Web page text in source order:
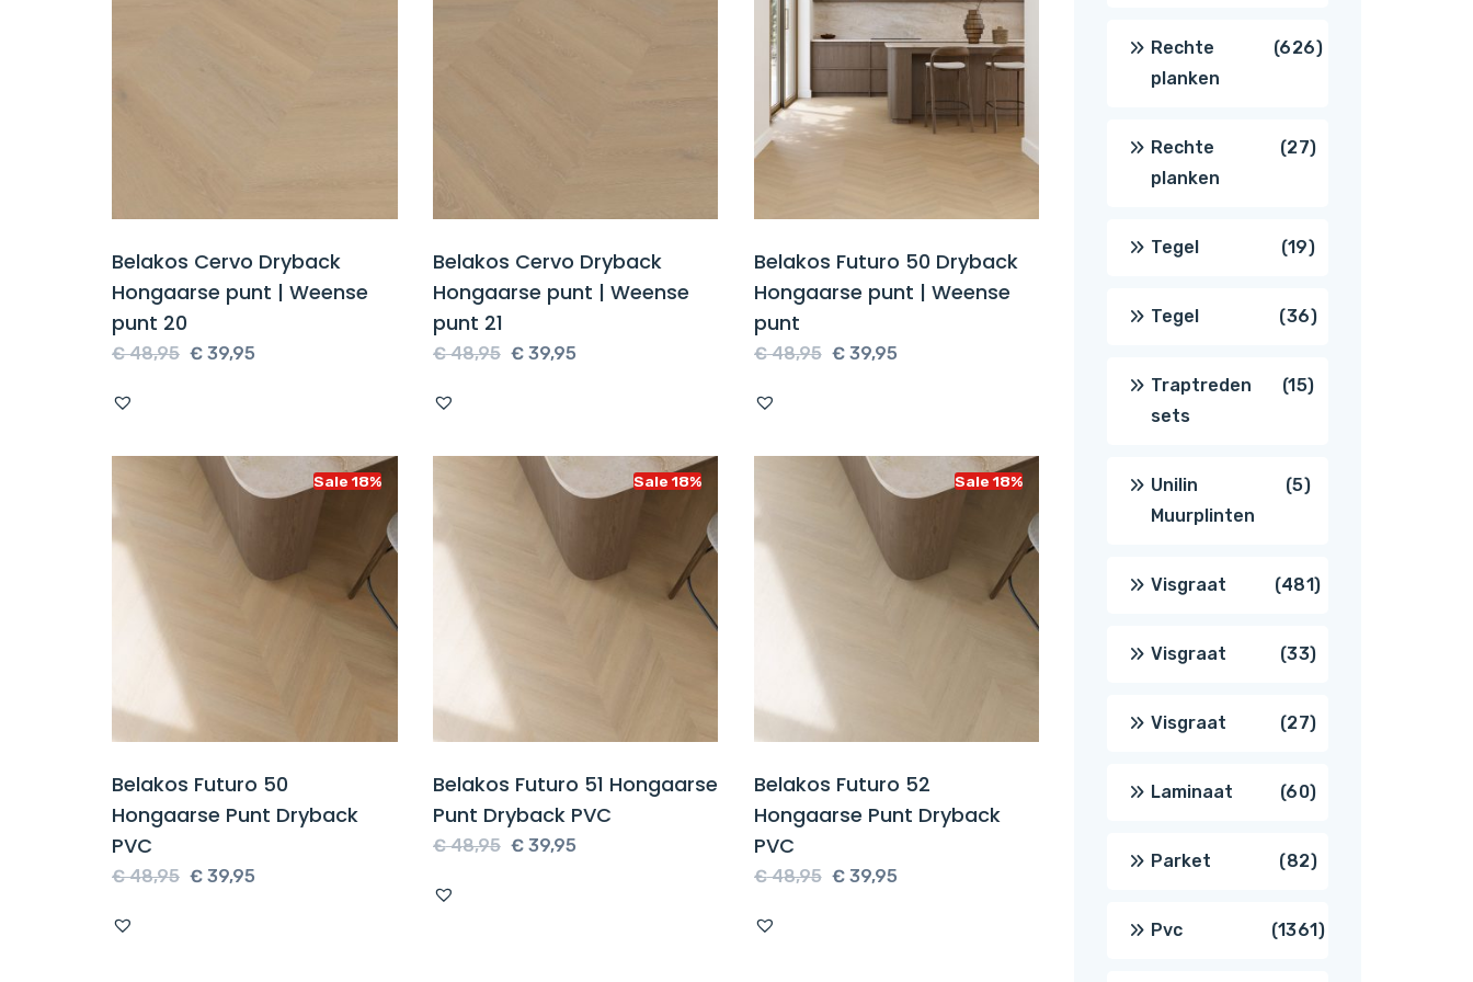
Belakos Cervo Dryback
Hongaarse punt | Weense
punt 20
€48,95 Oorspronkelijke
€ 39,95
Belakos Cervo Dryback
Hongaarse punt | Weense
punt 21
€48,95 Oorspronkelijke
€39,95Huidige
Belakos Futuro 50 Dryback
Hongaarse punt | Weense
punt
€48,95 Oorspronkelijke
€39,95Huidige
Sale 18%
Belakos Futuro 50
Hongaarse Punt Dryback
PVC
€48,95 Oorspronkelijke
€ 39,95
Sale 18%
Belakos Futuro 51 Hongaarse
Punt Dryback PVC
€48,95 Oorspronkelijke
€39,95Huidige
Sale 18%
Belakos Futuro 52
Hongaarse Punt Dryback
PVC
€48,95 Oorspronkelijke
€39,95Huidige
Rechte
planken
626626
Rechte
planken
2727
Tegel 1919
producten
Tegel 3636
producten
Traptreden
sets
1515
Unilin
Muurplinten
55
Visgraat 481481
Visgraat 3333
producten
Visgraat 2727
producten
Laminaat 6060
producten
Parket 8282
producten
Pvc 13611361